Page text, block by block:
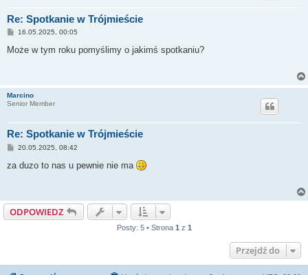
Re: Spotkanie w Trójmieście
P
s
16.05.2025, 00:05
Może w tym roku pomyślimy o jakimś spotkaniu?
Marcino
Senior Member
Re: Spotkanie w Trójmieście
P
s
20.05.2025, 08:42
za duzo to nas u pewnie nie ma
ODPOWIEDZ
Posty: 5 • Strona 1 z 1
Przejdź do